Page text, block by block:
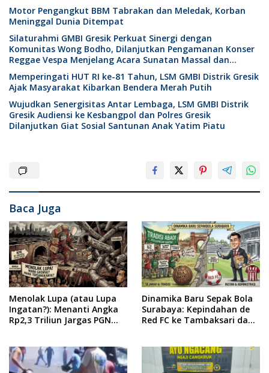
Motor Pengangkut BBM Tabrakan dan Meledak, Korban
Meninggal Dunia Ditempat
Silaturahmi GMBI Gresik Perkuat Sinergi dengan
Komunitas Wong Bodho, Dilanjutkan Pengamanan Konser
Reggae Vespa Menjelang Acara Sunatan Massal dan
Memperingati HUT RI ke-81 Tahun, LSM GMBI Distrik Gresik
Ajak Masyarakat Kibarkan Bendera Merah Putih
Wujudkan Senergisitas Antar Lembaga, LSM GMBI Distrik
Gresik Audiensi ke Kesbangpol dan Polres Gresik
Dilanjutkan Giat Sosial Santunan Anak Yatim Piatu
Baca Juga
Menolak Lupa (atau Lupa
Ingatan?): Menanti Angka
Rp2,3 Triliun Jargas PGN
Dinamika Baru Sepak Bola
Surabaya: Kepindahan de
Red FC ke Tambaksari dan